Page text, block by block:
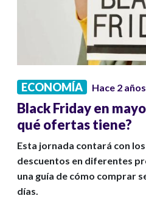
ECONOMÍA Hace 2 años
Black Friday en
qué ofertas tiene?
Esta jornada contará con
descuentos en diferentes
una guía de cómo comprar
días.